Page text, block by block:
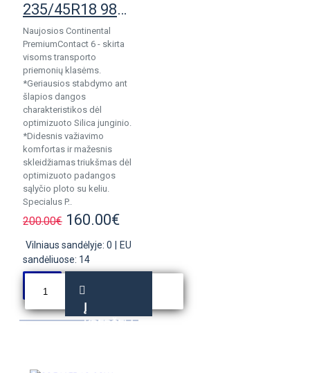
235/45R18 98W ContiPremiumContact 6
Naujosios Continental
PremiumContact 6 - skirta
visoms transporto
priemonių klasėms.
*Geriausios stabdymo ant
šlapios dangos
charakteristikos dėl
optimizuoto Silica junginio.
*Didesnis važiavimo
komfortas ir mažesnis
skleidžiamas triukšmas dėl
optimizuoto padangos
sąlyčio ploto su keliu.
Specialus P..
200.00€ 160.00€
Vilniaus sandėlyje: 0
EU
sandėliuose: 14
Į
KREPŠELĮ